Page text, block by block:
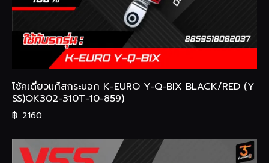
โช้คเดี่ยวแก๊สกระบอก K-EURO Y-Q-BIX BLACK/RED (Y
SS)OK302-310T-10-859)
฿ 2160